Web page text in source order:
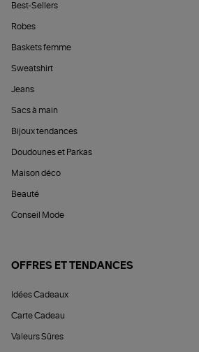
Best-Sellers
Robes
Baskets femme
Sweatshirt
Jeans
Sacs à main
Bijoux tendances
Doudounes et Parkas
Maison déco
Beauté
Conseil Mode
OFFRES ET TENDANCES
Idées Cadeaux
Carte Cadeau
Valeurs Sûres